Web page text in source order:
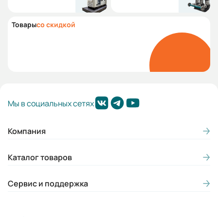
Товарысо скидкой
Мы в социальных сетях
Компания
Каталог товаров
Сервис и поддержка